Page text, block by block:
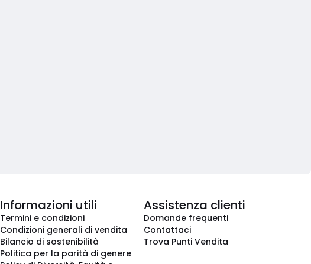
Informazioni utili
Termini e condizioni
Condizioni generali di vendita
Bilancio di sostenibilità
Politica per la parità di genere
Assistenza clienti
Domande frequenti
Contattaci
Trova Punti Vendita